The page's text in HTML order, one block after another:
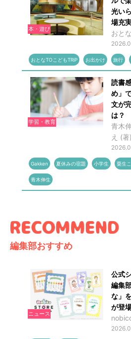
本・遊び
光い
場充
おと
おとなTOこどもTRiP お出かけ 旅行
学習・教育
読書
め」
文が
は？
青木
え (著)
Gakken 夏休みの宿題 小学生 粟生
青木伸生
編集部おすすめ
ニュース
公式
編集
な」
が登